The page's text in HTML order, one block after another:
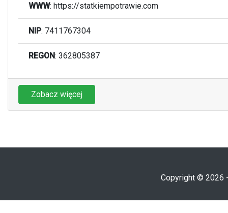
WWW: https://statkiempotrawie.com
NIP: 7411767304
REGON: 362805387
Zobacz więcej
Copyright © 2026